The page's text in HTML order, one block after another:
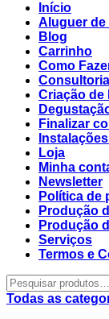
Início
Aluguer de
Blog
Carrinho
Como
Criação de
Finalizar
Loja
Minha
Newsletter
Política de
Produção
Produção
Serviços
Termos e
Todas as